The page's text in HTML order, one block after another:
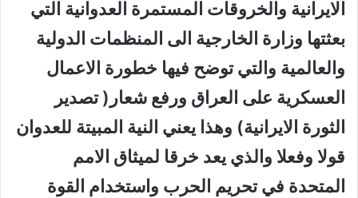
الايرانية والخروقات المستمرة العدوانية التي
بعثتها وزارة الخارجية الى المنظمات الدولية
والعالمية والتي توضح فيها خطورة الاعمال
العسكرية على العراق ورفع شعار( تصدير
الثورة الايرانية) وهذا يعني النية المبيتة للعدوان
قولا وفعلا والذي يعد خرقا لميثاق الامم
المتحدة في تحريم الحرب واستخدام القوة